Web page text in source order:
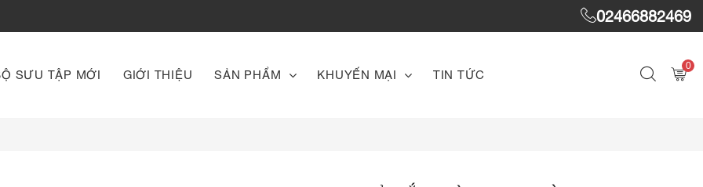
02466882469
SƯU TẬP MỚI GIỚI THIỆU SẢN PHẨM KHUYẾN MẠI TIN TỨC
0